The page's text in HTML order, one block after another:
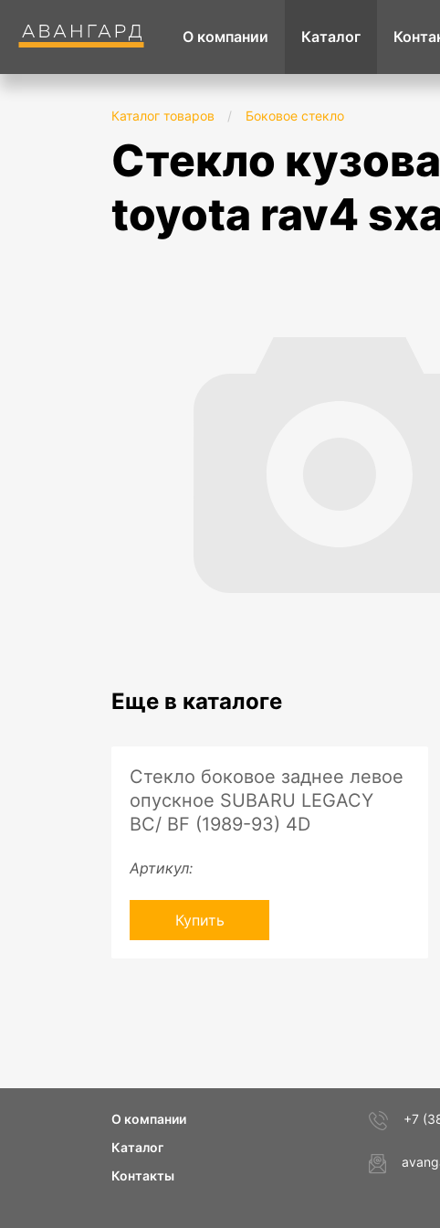
О компании Каталог
Каталог товаров / Боковое стекло
стекло кузова (собачник) заднее правое
toyota rav4
Еще в каталоге
Стекло боковое заднее левое
опускное SUBARU LEGACY
BC/ BF (1989-93) 4D
Артикул:
Купить
О компании
Каталог
Контакты
+7